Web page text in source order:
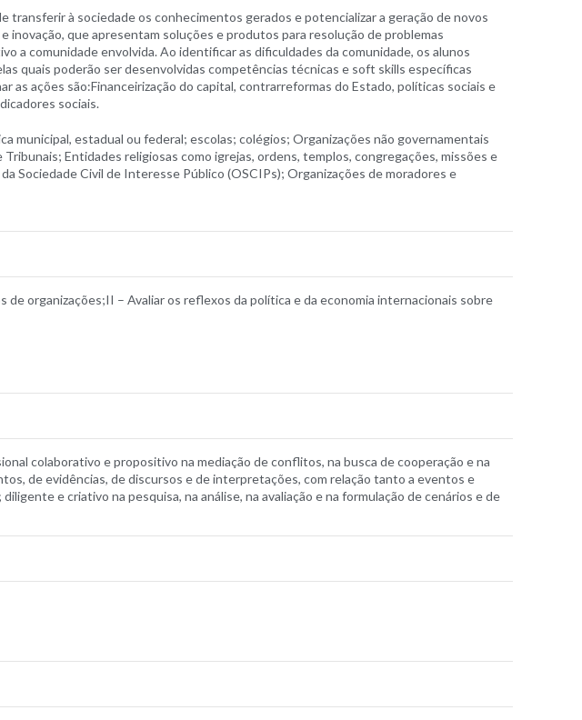
transferir à sociedade os conhecimentos gerados e potencializar a geração de novos
que apresentam soluções e produtos para resolução de problemas
comunidade envolvida. Ao identificar as dificuldades da comunidade, os alunos
quais poderão ser desenvolvidas competências técnicas e soft skills específicas
ações são:Financeirização do capital, contrarreformas do Estado, políticas sociais e
sociais.
estadual ou federal; escolas; colégios; Organizações não governamentais
Entidades religiosas como igrejas, ordens, templos, congregações, missões e
Sociedade Civil de Interesse Público (OSCIPs); Organizações de moradores e
organizações;II – Avaliar os reflexos da política e da economia internacionais sobre
colaborativo e propositivo na mediação de conflitos, na busca de cooperação e na
de evidências, de discursos e de interpretações, com relação tanto a eventos e
e criativo na pesquisa, na análise, na avaliação e na formulação de cenários e de